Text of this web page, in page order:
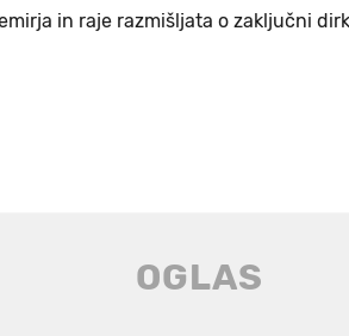
in raje razmišljata o zaključni